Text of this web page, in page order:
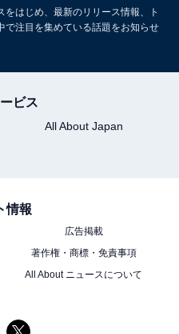
はじめ、最新のリリース情報、ト
で注目を集めている話題をお知らせ
ビス
All About Japan
情報
広告掲載
著作権・商標・免責事項
All About ニュースについて